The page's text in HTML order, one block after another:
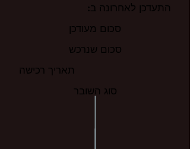
התעדכן לאחרונה ב:
סכום מעודכן
סכום שנרכש
תאריך רכישה
סוג השובר